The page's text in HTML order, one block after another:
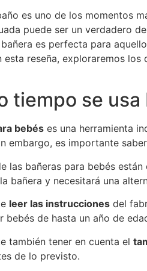
es uno de los momentos
puede ser un verdadero
es perfecta para
esta reseña, exploraremos
tiempo se
bebés es una herramienta
embargo, es importante saber
las bañeras para bebés
bañera y necesitará una
leer las instrucciones del
bebés de hasta un año de
también tener en cuenta el
de lo previsto.